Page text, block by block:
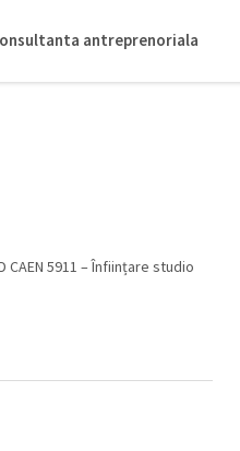
antreprenoriala
CAEN 5911 – Înființare studio